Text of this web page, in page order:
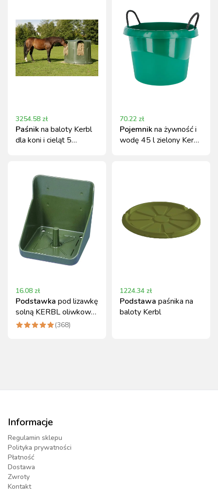
3254.58 zł
Paśnikna baloty Kerbl
dla koni i cieląt 5
70.22 zł
Pojemnikna żywność i
wodę 45 l zielony Kerbl
16.08 zł
Podstawka pod lizawkę
solną KERBL oliwkowa
23x22cm
(368)
1224.34 zł
Podstawa paśnika na
baloty Kerbl
Informacje
Regulamin sklepu
Polityka prywatności
Płatność
Dostawa
Zwroty
Kontakt